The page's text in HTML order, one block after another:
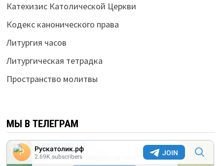
Катехизис Католической Церкви
Кодекс канонического права
Литургия часов
Литургическая тетрадка
Пространство молитвы
МЫ В ТЕЛЕГРАМ